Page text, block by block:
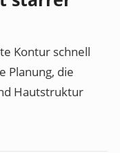
Kontur schnell
Planung, die
Hautstruktur